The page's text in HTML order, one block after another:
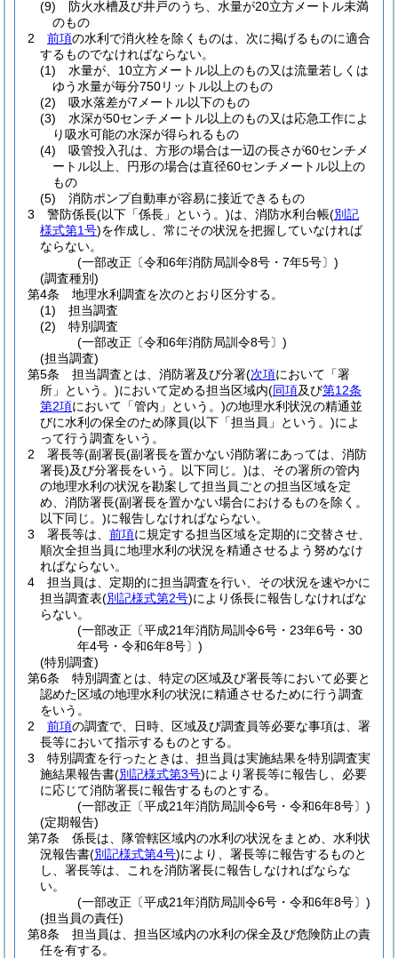
(9)
防火水槽及び井戸のうち、水量が20立方メートル未満
のもの
2
前項の水利で消火栓を除くものは、次に掲げるものに適合
するものでなければならない。
(1)
水量が、10立方メートル以上のもの又は流量若しくは
ゆう水量が毎分750リットル以上のもの
(2)
吸水落差が7メートル以下のもの
(3)
水深が50センチメートル以上のもの又は応急工作によ
り吸水可能の水深が得られるもの
(4)
吸管投入孔は、方形の場合は一辺の長さが60センチメ
ートル以上、円形の場合は直径60センチメートル以上の
もの
(5)
消防ポンプ自動車が容易に接近できるもの
3
警防係長(以下「係長」という。)は、消防水利台帳(別記
様式第1号)を作成し、常にその状況を把握していなければ
ならない。
(一部改正〔令和6年消防局訓令8号・7年5号〕)
(調査種別)
第4条
地理水利調査を次のとおり区分する。
(1)
担当調査
(2)
特別調査
(一部改正〔令和6年消防局訓令8号〕)
(担当調査)
第5条
担当調査とは、消防署及び分署(次項において「署
所」という。)において定める担当区域内(同項及び第12条
第2項において「管内」という。)の地理水利状況の精通並
びに水利の保全のため隊員(以下「担当員」という。)によ
って行う調査をいう。
2
署長等(副署長(副署長を置かない消防署にあっては、消防
署長)及び分署長をいう。以下同じ。)は、その署所の管内
の地理水利の状況を勘案して担当員ごとの担当区域を定
め、消防署長(副署長を置かない場合におけるものを除く。
以下同じ。)に報告しなければならない。
3
署長等は、 前項に規定する担当区域を定期的に交替させ、
順次全担当員に地理水利の状況を精通させるよう努めなけ
ればならない。
4
担当員は、定期的に担当調査を行い、その状況を速やかに
担当調査表(別記様式第2号)により係長に報告しなければな
らない。
(一部改正〔平成21年消防局訓令6号・23年6号・30
年4号・令和6年8号〕)
(特別調査)
第6条
特別調査とは、特定の区域及び署長等において必要と
認めた区域の地理水利の状況に精通させるために行う調査
をいう。
2
前項の調査で、日時、区域及び調査員等必要な事項は、署
長等において指示するものとする。
3
特別調査を行ったときは、担当員は実施結果を特別調査実
施結果報告書(別記様式第3号)により署長等に報告し、必要
に応じて消防署長に報告するものとする。
(一部改正〔平成21年消防局訓令6号・令和6年8号〕)
(定期報告)
第7条
係長は、隊管轄区域内の水利の状況をまとめ、水利状
況報告書(別記様式第4号)により、署長等に報告するものと
し、署長等は、これを消防署長に報告しなければならな
い。
(一部改正〔平成21年消防局訓令6号・令和6年8号〕)
(担当員の責任)
第8条
担当員は、担当区域内の水利の保全及び危険防止の責
任を有する。